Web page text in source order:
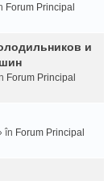
Forum Principal
и
Forum Principal
în Forum Principal